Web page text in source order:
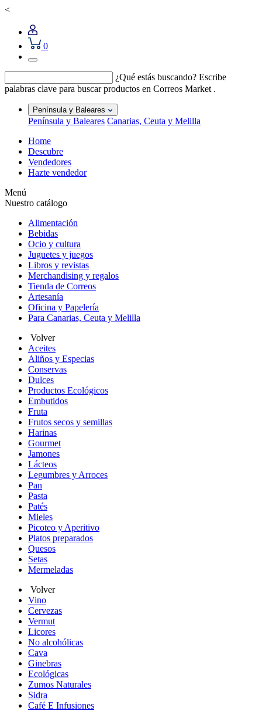
<
0
¿Qué estás buscando? Escribe
palabras clave para buscar productos en Correos Market .
Península y Baleares
Península y Baleares Canarias, Ceuta y Melilla
Home
Descubre
Vendedores
Hazte vendedor
Menú
Nuestro catálogo
Alimentación
Bebidas
Ocio y cultura
Juguetes y juegos
Libros y revistas
Merchandising y regalos
Tienda de Correos
Artesanía
Oficina y Papelería
Para Canarias, Ceuta y Melilla
Volver
Aceites
Aliños y Especias
Conservas
Dulces
Productos Ecológicos
Embutidos
Fruta
Frutos secos y semillas
Harinas
Gourmet
Jamones
Lácteos
Legumbres y Arroces
Pan
Pasta
Patés
Mieles
Picoteo y Aperitivo
Platos preparados
Quesos
Setas
Mermeladas
Volver
Vino
Cervezas
Vermut
Licores
No alcohólicas
Cava
Ginebras
Ecológicas
Zumos Naturales
Sidra
Café E Infusiones